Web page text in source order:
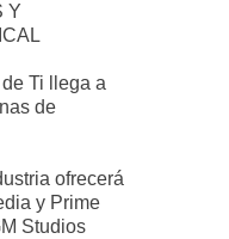
Y
Ti llega a
de
ofrecerá
y Prime
Studios